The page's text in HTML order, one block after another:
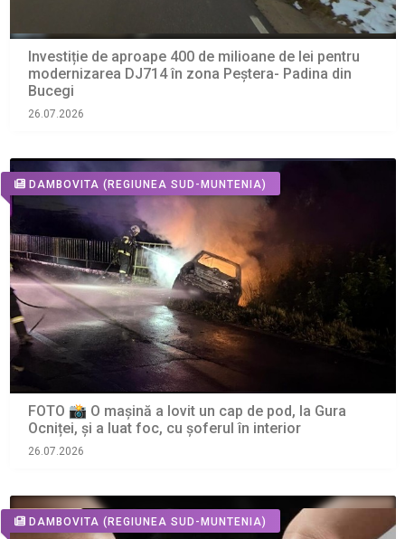
Investiție de aproape 400 de milioane de lei pentru
modernizarea DJ714 în zona Peștera- Padina din
Bucegi
26.07.2026
DAMBOVITA (REGIUNEA SUD-MUNTENIA)
FOTO 📸 O mașină a lovit un cap de pod, la Gura
Ocniței, și a luat foc, cu șoferul în interior
26.07.2026
DAMBOVITA (REGIUNEA SUD-MUNTENIA)